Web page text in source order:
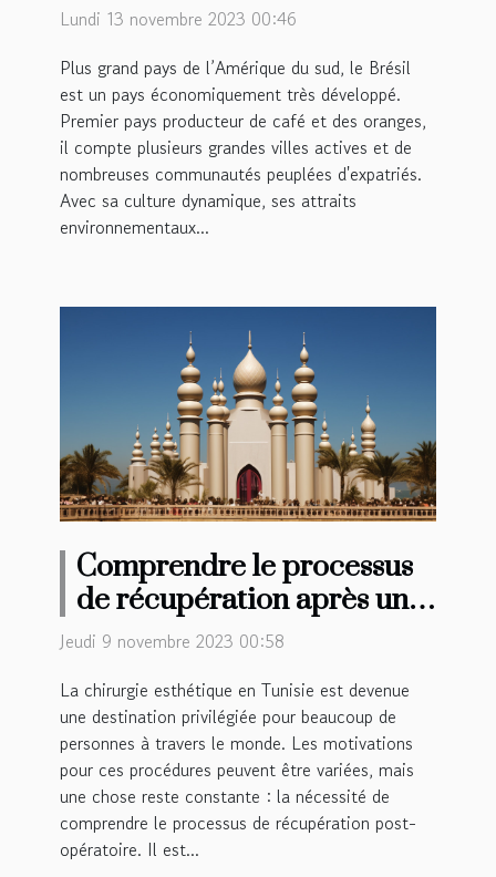
Lundi 13 novembre 2023 00:46
Plus grand pays de l’Amérique du sud, le Brésil
est un pays économiquement très développé.
Premier pays producteur de café et des oranges,
il compte plusieurs grandes villes actives et de
nombreuses communautés peuplées d'expatriés.
Avec sa culture dynamique, ses attraits
environnementaux...
Comprendre le processus
de récupération après une
chirurgie esthétique en
Jeudi 9 novembre 2023 00:58
La chirurgie esthétique en Tunisie est devenue
une destination privilégiée pour beaucoup de
personnes à travers le monde. Les motivations
pour ces procédures peuvent être variées, mais
une chose reste constante : la nécessité de
comprendre le processus de récupération post-
opératoire. Il est...